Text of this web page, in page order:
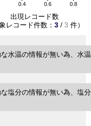
0.4 0.6 0.8
出現レコード数
象レコード件数： 3 / 3 件）
水温の情報が無い為、水
塩分の情報が無い為、塩